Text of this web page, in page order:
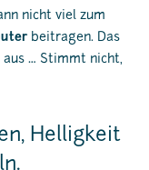
nicht viel zum
beitragen. Das
aus … Stimmt nicht,
Helligkeit